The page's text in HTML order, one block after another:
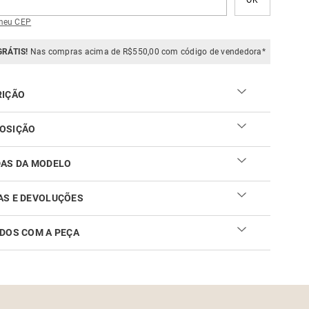
CEP
Nas compras acima de R$550,00 com código de vendedora*
DA MODELO
E DEVOLUÇÕES
sua troca ou devolução é fácil. Confira maiores
nolink
COM A PEÇA